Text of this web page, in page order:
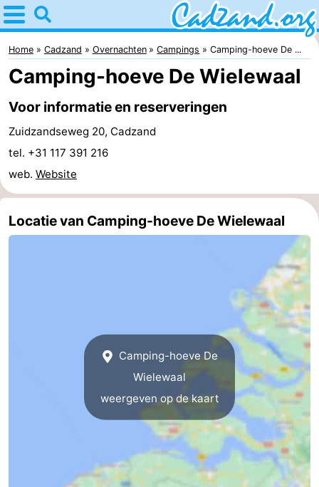
Home
Cadzand
Tips
Voor
Appartementen
Hotels
Home Cadzand Overnachten Campings Camping-hoeve De ...
Camping-hoeve De Wielewaal
Voor informatie en reserveringen
Zuidzandseweg 20, Cadzand
tel. +31 117 391 216
web. Website
Locatie van Camping-hoeve De Wielewaal
Camping-hoeve De
Wielewaal
weergeven op de kaart